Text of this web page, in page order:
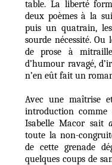
table. La liberté
deux poèmes à la
puis un quatrain,
sourde nécessité. Ou
de prose à
d’humour ravagé,
n’en eût fait un
Avec une maîtrise
introduction
Isabelle Macor sait
toute la non-
de cette grenade
quelques coups de